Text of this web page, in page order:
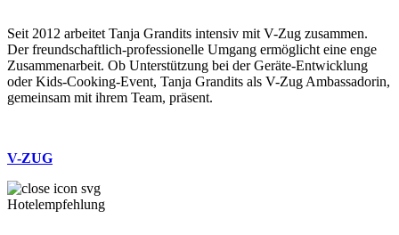
Seit 2012 arbeitet Tanja Grandits intensiv mit V-Zug zusammen.
Der freundschaftlich-professionelle Umgang ermöglicht eine enge
Zusammenarbeit. Ob Unterstützung bei der Geräte-Entwicklung
oder Kids-Cooking-Event, Tanja Grandits als V-Zug Ambassadorin,
gemeinsam mit ihrem Team, präsent.
V-ZUG
Hotelempfehlung